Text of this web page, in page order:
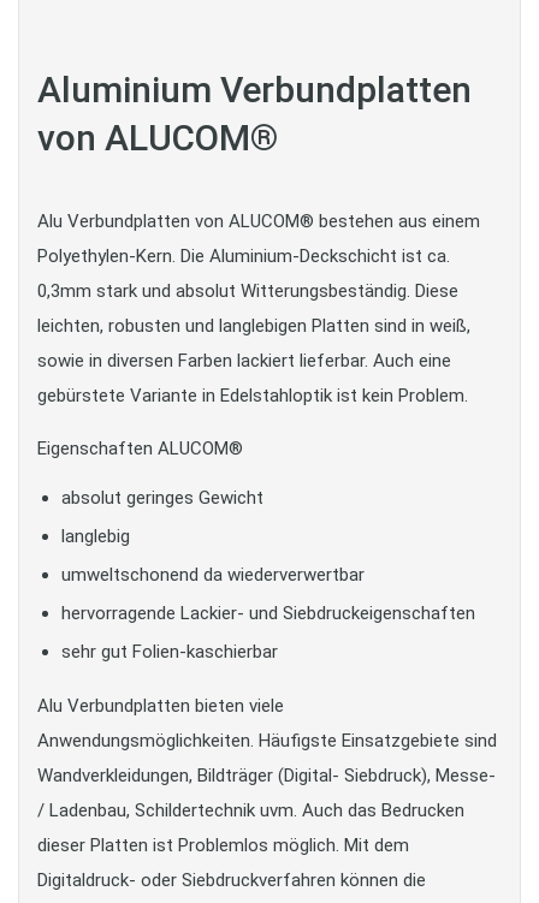
Aluminium Verbundplatten
von ALUCOM®
Alu Verbundplatten von ALUCOM® bestehen aus einem
Polyethylen-Kern. Die Aluminium-Deckschicht ist ca.
0,3mm stark und absolut Witterungsbeständig. Diese
leichten, robusten und langlebigen Platten sind in weiß,
sowie in diversen Farben lackiert lieferbar. Auch eine
gebürstete Variante in Edelstahloptik ist kein Problem.
Eigenschaften ALUCOM®
absolut geringes Gewicht
langlebig
umweltschonend da wiederverwertbar
hervorragende Lackier- und Siebdruckeigenschaften
sehr gut Folien-kaschierbar
Alu Verbundplatten bieten viele
Anwendungsmöglichkeiten. Häufigste Einsatzgebiete sind
Wandverkleidungen, Bildträger (Digital- Siebdruck), Messe-
/ Ladenbau, Schildertechnik uvm. Auch das Bedrucken
dieser Platten ist Problemlos möglich. Mit dem
Digitaldruck- oder Siebdruckverfahren können die